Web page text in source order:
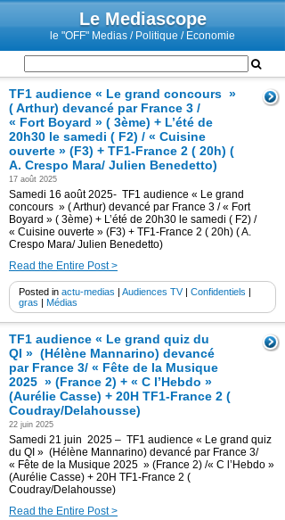
Le Mediascope
le "OFF" Medias / Politique / Economie
TF1 audience « Le grand concours »
( Arthur) devancé par France 3 /
« Fort Boyard » ( 3ème) + L’été de
20h30 le samedi ( F2) / « Cuisine
ouverte » (F3) + TF1-France 2 ( 20h) (
A. Crespo Mara/ Julien Benedetto)
17 août 2025
Samedi 16 août 2025- TF1 audience « Le grand
concours » ( Arthur) devancé par France 3 / « Fort
Boyard » ( 3ème) + L’été de 20h30 le samedi ( F2) /
« Cuisine ouverte » (F3) + TF1-France 2 ( 20h) ( A.
Crespo Mara/ Julien Benedetto)
Read the Entire Post >
Posted in actu-medias | Audiences TV| Confidentiels |
gras | Médias
TF1 audience « Le grand quiz du
QI » (Hélène Mannarino) devancé
par France 3/ « Fête de la Musique
2025 » (France 2) + « C l’Hebdo »
(Aurélie Casse) + 20H TF1-France 2 (
Coudray/Delahousse)
22 juin 2025
Samedi 21 juin 2025 – TF1 audience « Le grand quiz
du QI » (Hélène Mannarino) devancé par France 3/
« Fête de la Musique 2025 » (France 2) /« C l’Hebdo »
(Aurélie Casse) + 20H TF1-France 2 (
Coudray/Delahousse)
Read the Entire Post >